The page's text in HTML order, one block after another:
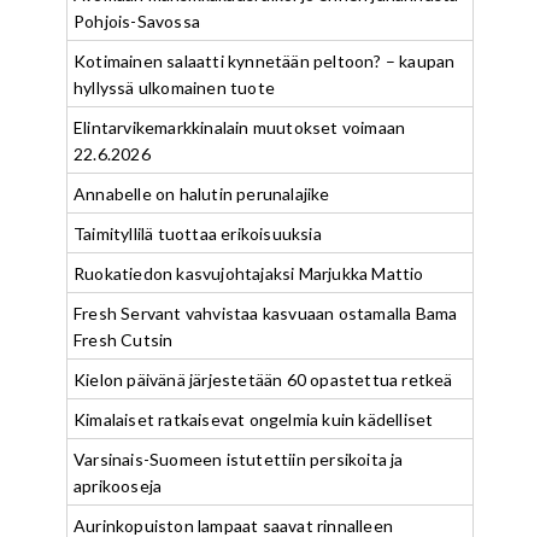
Pohjois-Savossa
Kotimainen salaatti kynnetään peltoon? – kaupan
hyllyssä ulkomainen tuote
Elintarvikemarkkinalain muutokset voimaan
22.6.2026
Annabelle on halutin perunalajike
Taimityllilä tuottaa erikoisuuksia
Ruokatiedon kasvujohtajaksi Marjukka Mattio
Fresh Servant vahvistaa kasvuaan ostamalla Bama
Fresh Cutsin
Kielon päivänä järjestetään 60 opastettua retkeä
Kimalaiset ratkaisevat ongelmia kuin kädelliset
Varsinais-Suomeen istutettiin persikoita ja
aprikooseja
Aurinkopuiston lampaat saavat rinnalleen